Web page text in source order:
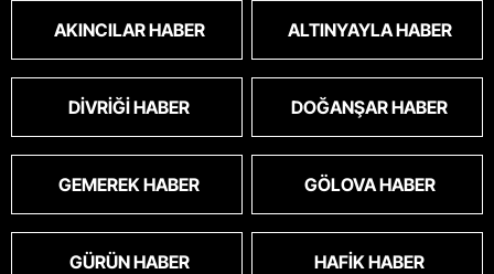
AKINCILAR HABER ALTINYAYLA HABER
DIVRIĞI HABER DOĞANŞAR HABER
GEMEREK HABER GÖLOVA HABER
GÜRÜN HABER HAFIK HABER